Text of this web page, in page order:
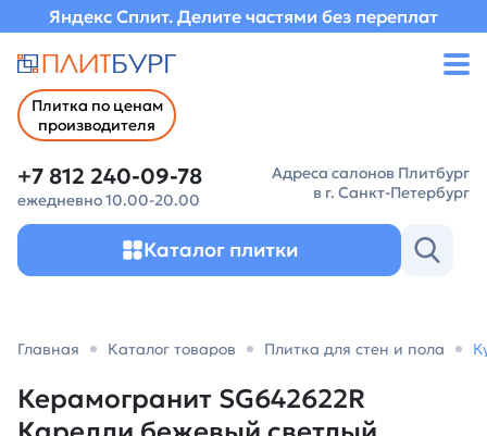
Яндекс Сплит. Делите частями без переплат
Плитка по ценам
производителя
+7 812 240-09-78
ежедневно 10.00-20.00
Адреса салонов Плитбург
в г. Санкт-Петербург
Каталог плитки
Главная Каталог товаров Плитка для стен и пола
Керамогранит SG642622R